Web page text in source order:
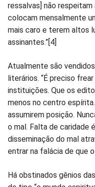
ressalvas] não
colocam mensalmente
mais caro e terem altos
assinantes.”[4]
Atualmente são
literários. “É preciso
instituições. Que os
menos no centro
assumirem posição.
o mal. Falta de caridade
disseminação do mal
entrar na falácia de que
Há obstinados gênios